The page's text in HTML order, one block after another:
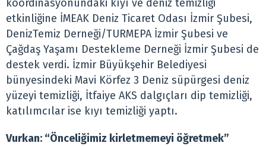
koordinasyonundaki kıyı ve deniz temizliği
etkinliğine İMEAK Deniz Ticaret Odası İzmir Şubesi,
DenizTemiz Derneği/TURMEPA İzmir Şubesi ve
Çağdaş Yaşamı Destekleme Derneği İzmir Şubesi de
destek verdi. İzmir Büyükşehir Belediyesi
bünyesindeki Mavi Körfez 3 Deniz süpürgesi deniz
yüzeyi temizliği, İtfaiye AKS dalgıçları dip temizliği,
katılımcılar ise kıyı temizliği yaptı.
Vurkan: “Önceliğimiz kirletmemeyi öğretmek”